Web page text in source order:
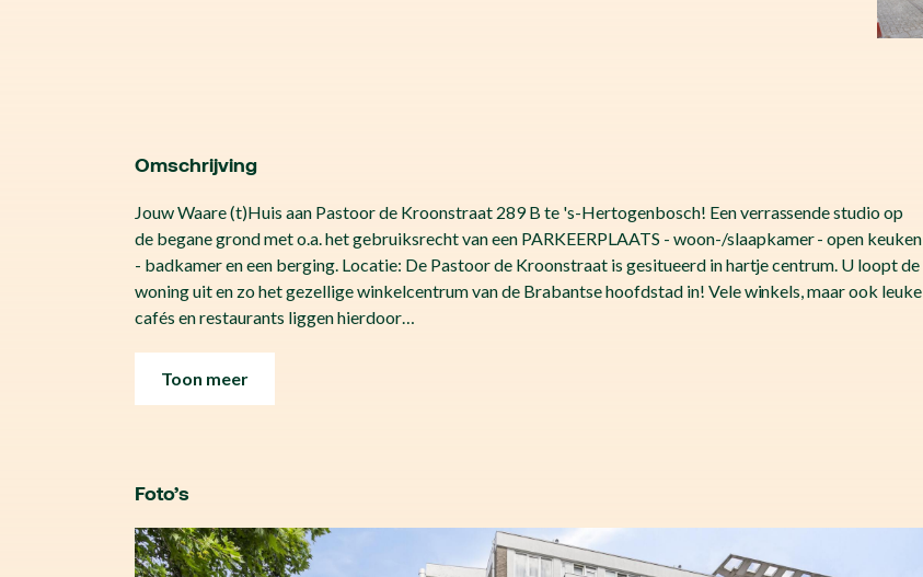
Omschrijving
Jouw Waare (t)Huis aan Pastoor de Kroonstraat 289 B te 's-Hertogenbosch! Een verrassende studio op
de begane grond met o.a. het gebruiksrecht van een PARKEERPLAATS - woon-/slaapkamer - open keuken
- badkamer en een berging. Locatie: De Pastoor de Kroonstraat is gesitueerd in hartje centrum. U loopt de
woning uit en zo het gezellige winkelcentrum van de Brabantse hoofdstad in! Vele winkels, maar ook leuke
cafés en restaurants liggen hierdoor…
Toon meer
Foto’s